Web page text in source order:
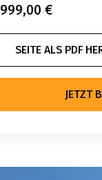
999,00 €
SEITE ALS PDF
JETZT